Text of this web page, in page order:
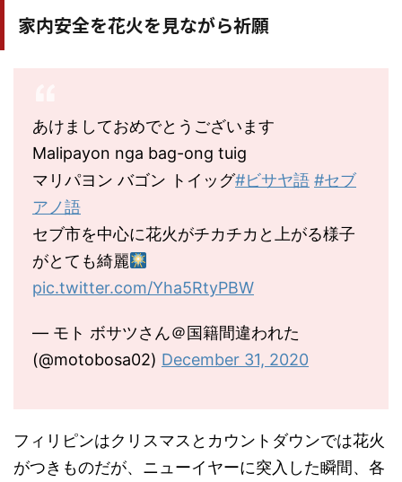
家内安全を花火を見ながら祈願
あけましておめでとうございます
Malipayon nga bag-ong tuig
マリパヨン バゴン トイッグ#ビサヤ語 #セブ
アノ語
セブ市を中心に花火がチカチカと上がる様子
がとても綺麗
pic.twitter.com/Yha5RtyPBW
— モト ボサツさん＠国籍間違われた
(@motobosa02) December 31, 2020
フィリピンはクリスマスとカウントダウンでは花火
がつきものだが、ニューイヤーに突入した瞬間、各